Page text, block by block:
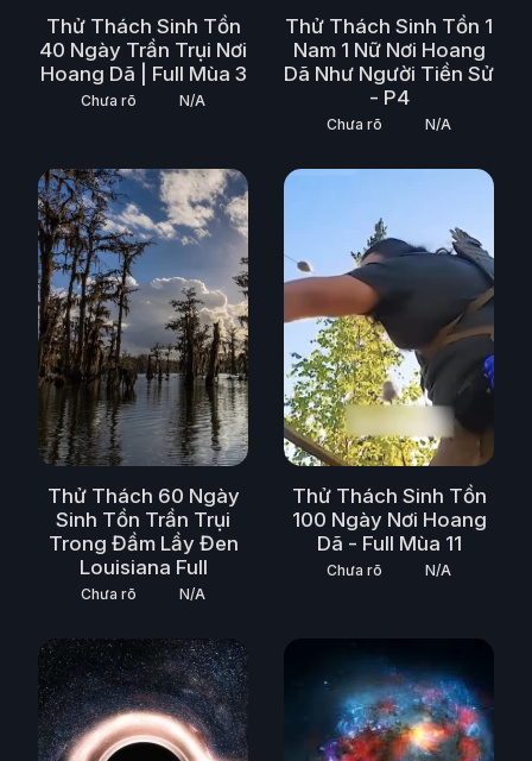
Phim Hoạt Hình
Phim Tài Liệu
Thử Thách Sinh Tồn
40 Ngày Trần Trụi Nơi
Hoang Dã | Full Mùa 3
Chưa rõ N/A
Thử Thách Sinh Tồn 1
Nam 1 Nữ Nơi Hoang
Dã Như Người Tiền Sử
- P4
Chưa rõ N/A
Thử Thách 60 Ngày
Sinh Tồn Trần Trụi
Trong Đầm Lầy Đen
Louisiana Full
Chưa rõ N/A
Thử Thách Sinh Tồn
100 Ngày Nơi Hoang
Dã - Full Mùa 11
Chưa rõ N/A